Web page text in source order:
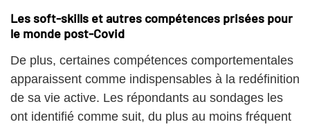
Les soft-skills et autres compétences prisées pour
le monde post-Covid
De plus, certaines compétences comportementales
apparaissent comme indispensables à la redéfinition
de sa vie active. Les répondants au sondages les
ont identifié comme suit, du plus au moins fréquent